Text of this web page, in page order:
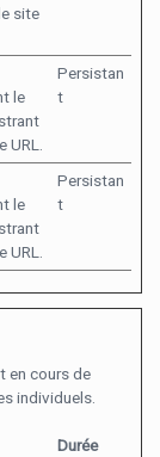
site
le
Persistan
t
le
Persistan
t
en cours de
individuels.
Durée